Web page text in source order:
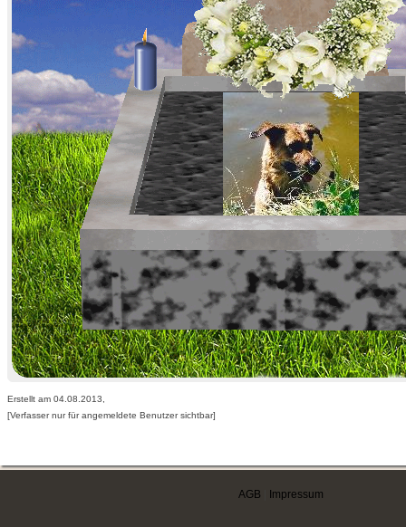
Erstellt am 04.08.2013,
[Verfasser nur für angemeldete Benutzer sichtbar]
AGB Impressum